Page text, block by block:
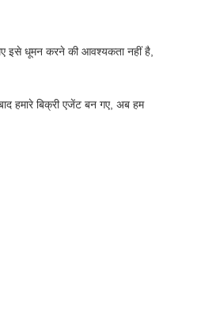
इसे धूमन करने की आवश्यकता नहीं है,
हमारे बिक्री एजेंट बन गए, अब हम